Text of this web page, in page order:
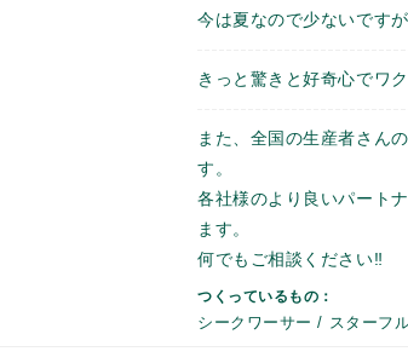
今は夏なので少ないです
きっと驚きと好奇心でワ
また、全国の生産者さん
す。
各社様のより良いパート
ます。
何でもご相談ください‼︎
つくっているもの：
シークワーサー / スターフ